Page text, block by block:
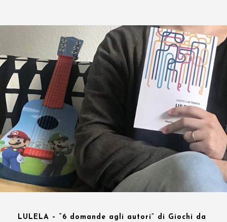
LULELA – “6 domande agli autori” di Giochi da